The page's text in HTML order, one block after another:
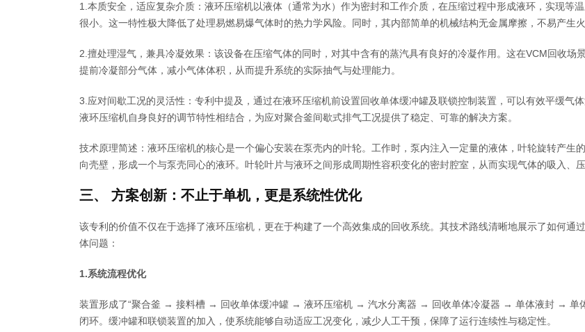
1.本质安全，适应复杂介质：液环压缩机以液体（通常为水）作为密封和工作介质，在压缩过程中形成液环，实现等
很小。这一特性极大降低了处理易燃易爆气体时的热力学风险。同时，其内部简单的机械结构无金属摩擦，不易产生火
2.擅处理湿气，兼具冷凝效果：该设备在压缩气体的同时，对其中含有的蒸汽具有良好的冷凝作用。这在VCM回收场
提前冷凝部分气体，减小气体体积，从而提升系统的实际抽气与处理能力。
3.应对间歇工况的灵活性：专利中提及，通过在液环压缩机前设置回收单体缓冲罐及联锁控制装置，可以有效平缓气
液环压缩机自身良好的调节特性相结合，为应对聚合釜间歇式排气工况提供了稳定、可靠的解决方案。
技术原理简述：液环压缩机的核心是一个偏心安装在泵壳内的叶轮。工作时，泵内注入一定量的液体，叶轮旋转产生
向壳壁，形成一个与泵壳同心的液环。叶轮叶片与液环之间形成周期性容积变化的密封腔室，从而实现气体的吸入、压
三、 方案创新：不止于单机，更是系统性优化
该专利的价值不仅在于选择了液环压缩机，更在于构建了一个高效集成的回收系统。其技术路线清晰地展示了如何通
体问题：
1.系统流程优化
装置形成了“聚合釜 → 接料槽 → 回收单体缓冲罐 → 液环压缩机 → 汽水分离器 → 回收单体冷凝器 → 单体液封 → 单
闭环。缓冲罐和联锁装置的加入，使系统能够自动适应工况变化，减少人工干预，保障了运行连续性与稳定性。